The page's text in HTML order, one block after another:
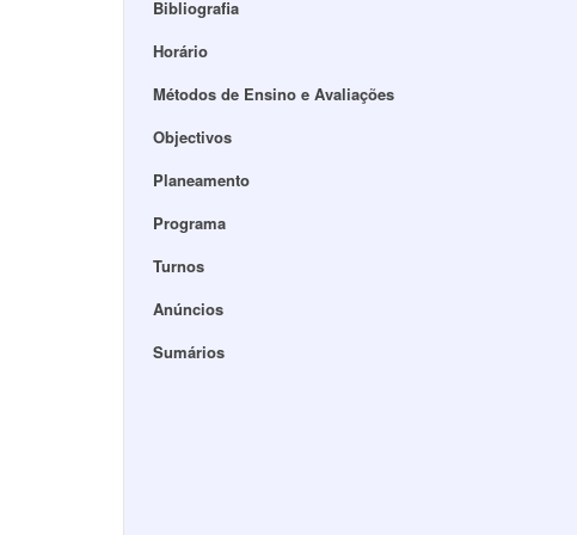
Bibliografia
Horário
Métodos de Ensino e Avaliações
Objectivos
Planeamento
Programa
Turnos
Anúncios
Sumários